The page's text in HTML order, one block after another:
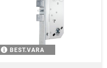
BEST.VARA